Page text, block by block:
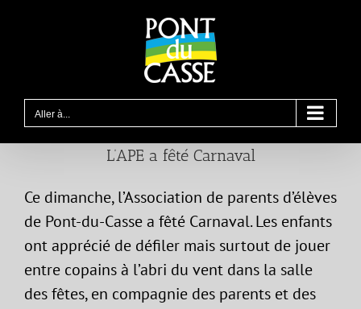
Aller à...
L’APE a fêté Carnaval
Ce dimanche, l’Association de parents d’élèves
de Pont-du-Casse a fêté Carnaval. Les enfants
ont apprécié de défiler mais surtout de jouer
entre copains à l’abri du vent dans la salle
des fêtes, en compagnie des parents et des